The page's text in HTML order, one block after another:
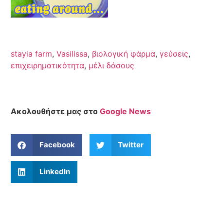
stayia farm,Vasilissa, βιολογική φάρμα,γεύσεις,
επιχειρηματικότητα, μέλι δάσους
Ακολουθήστε μας στοGoogle News
Facebook Twitter
LinkedIn